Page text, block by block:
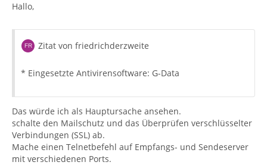
Hallo,
Zitat von friedrichderzweite
* Eingesetzte Antivirensoftware: G-Data
Das würde ich als Hauptursache ansehen.
schalte den Mailschutz und das Überprüfen verschlüsselter
Verbindungen (SSL) ab.
Mache einen Telnetbefehl auf Empfangs- und Sendeserver
mit verschiedenen Ports.